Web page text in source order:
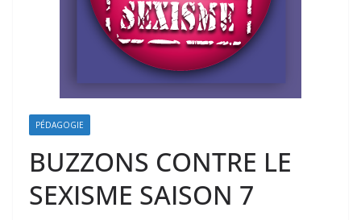
PÉDAGOGIE
BUZZONS CONTRE LE
SEXISME SAISON 7